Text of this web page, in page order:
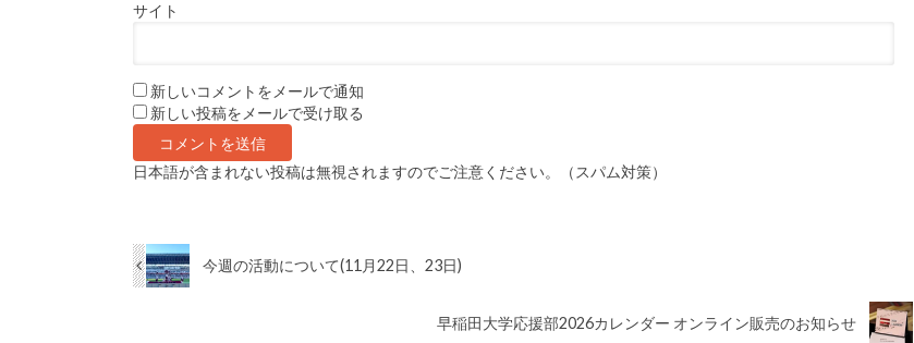
サイト
新しいコメントをメールで通知
新しい投稿をメールで受け取る
日本語が含まれない投稿は無視されますのでご注意ください。（スパム対策）
今週の活動について(11月22日、23日)
早稲田大学応援部2026カレンダー オンライン販売のお知らせ